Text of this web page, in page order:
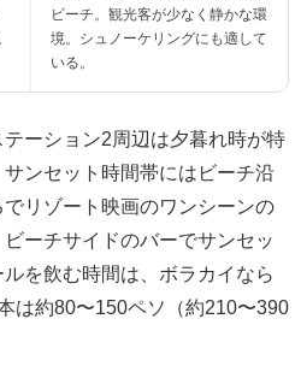
ビーチ。観光客が少なく静かな環
境。シュノーケリングにも適して
いる。
ーション2周辺は夕暮れ時が特
ンセット時間帯にはビーチ沿
リゾート映画のワンシーンの
ーチサイドのバーでサンセッ
を飲む時間は、ボラカイなら
は約80〜150ペソ（約210〜390